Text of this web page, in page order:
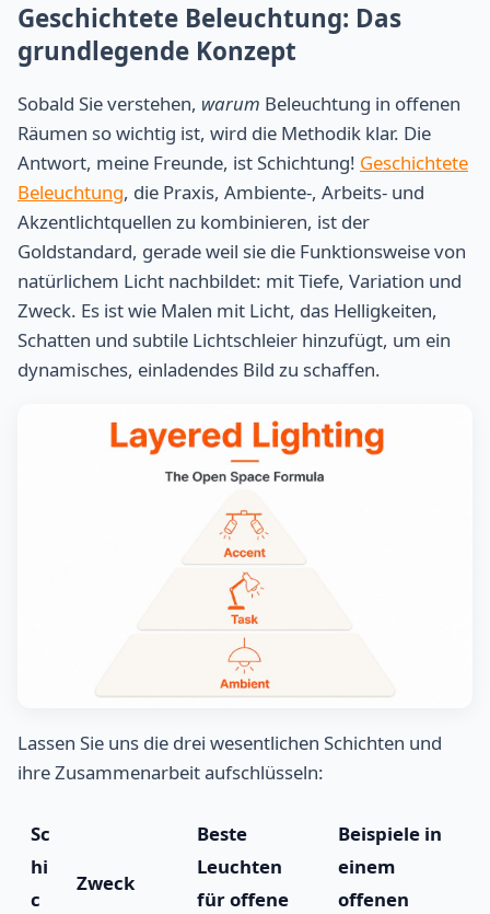
Geschichtete Beleuchtung: Das
grundlegende Konzept
Sobald Sie verstehen, warum Beleuchtung in offenen
Räumen so wichtig ist, wird die Methodik klar. Die
Antwort, meine Freunde, ist Schichtung! Geschichtete
Beleuchtung, die Praxis, Ambiente-, Arbeits- und
Akzentlichtquellen zu kombinieren, ist der
Goldstandard, gerade weil sie die Funktionsweise von
natürlichem Licht nachbildet: mit Tiefe, Variation und
Zweck. Es ist wie Malen mit Licht, das Helligkeiten,
Schatten und subtile Lichtschleier hinzufügt, um ein
dynamisches, einladendes Bild zu schaffen.
Lassen Sie uns die drei wesentlichen Schichten und
ihre Zusammenarbeit aufschlüsseln:
Sc
hi
c
Zweck
Beste
Leuchten
für offene
Beispiele in
einem
offenen